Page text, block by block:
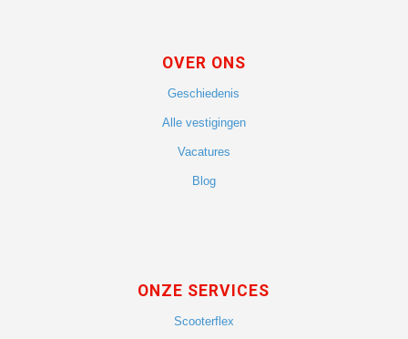
OVER ONS
Geschiedenis
Alle vestigingen
Vacatures
Blog
ONZE SERVICES
Scooterflex